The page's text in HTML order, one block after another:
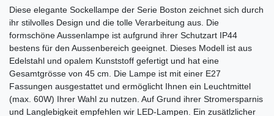
Diese elegante Sockellampe der Serie Boston zeichnet sich durch
ihr stilvolles Design und die tolle Verarbeitung aus. Die
formschöne Aussenlampe ist aufgrund ihrer Schutzart IP44
bestens für den Aussenbereich geeignet. Dieses Modell ist aus
Edelstahl und opalem Kunststoff gefertigt und hat eine
Gesamtgrösse von 45 cm. Die Lampe ist mit einer E27
Fassungen ausgestattet und ermöglicht Ihnen ein Leuchtmittel
(max. 60W) Ihrer Wahl zu nutzen. Auf Grund ihrer Stromersparnis
und Langlebigkeit empfehlen wir LED-Lampen. Ein zusätlzlicher